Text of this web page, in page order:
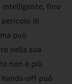
intelligente, fino
pericolo di
può
nella sua
non è più
off può